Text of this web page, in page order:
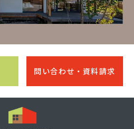
問い合わせ・資料請求